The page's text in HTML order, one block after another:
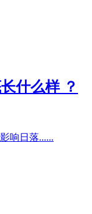
什么样 ？
响日落......